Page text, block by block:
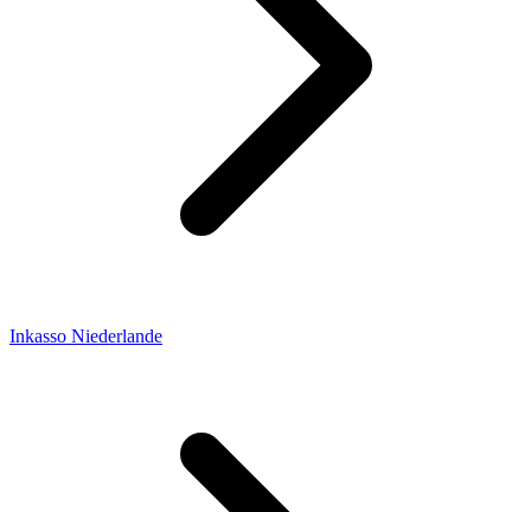
Inkasso Niederlande